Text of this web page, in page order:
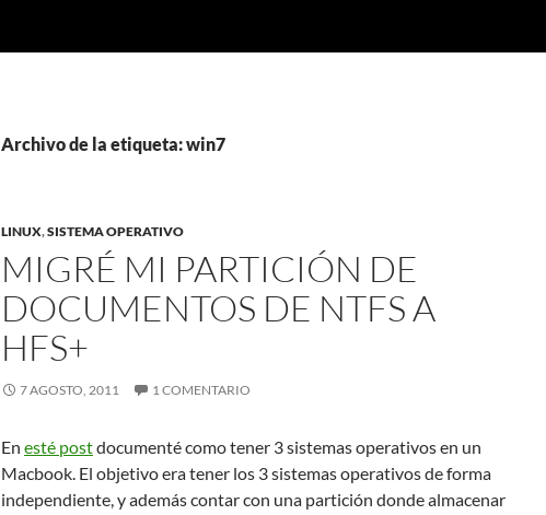
Archivo de la etiqueta: win7
LINUX,SISTEMA OPERATIVO
MIGRÉ MI PARTICIÓN DE
DOCUMENTOS DE NTFS A
HFS+
7 AGOSTO, 2011 1 COMENTARIO
En esté postdocumenté como tener 3 sistemas operativos en un
Macbook. El objetivo era tener los 3 sistemas operativos de forma
independiente, y además contar con una partición donde almacenar